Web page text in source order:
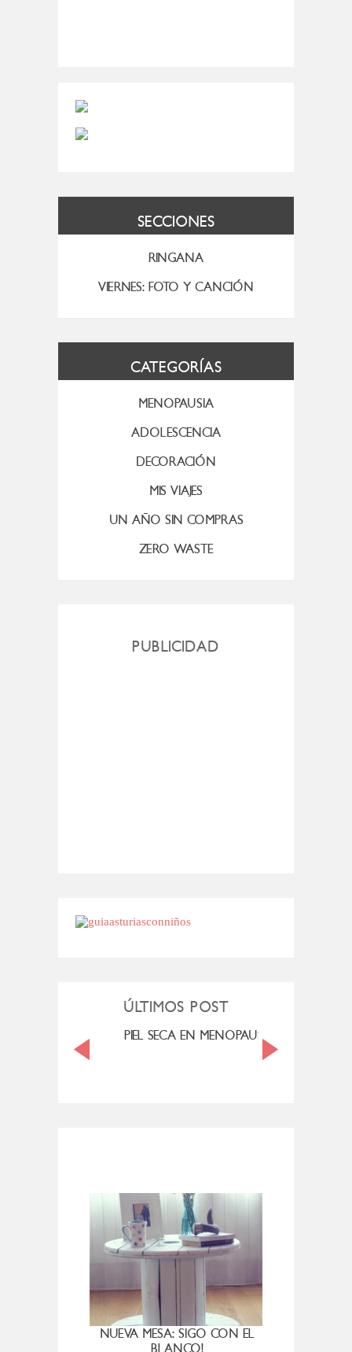
SECCIONES
RINGANA
VIERNES: FOTO Y CANCIÓN
CATEGORÍAS
MENOPAUSIA
ADOLESCENCIA
DECORACIÓN
MIS VIAJES
UN AÑO SIN COMPRAS
ZERO WASTE
PUBLICIDAD
ÚLTIMOS POST
PIEL SECA EN MENOPAUSIA
NUEVA MESA: SIGO CON EL
BLANCO!